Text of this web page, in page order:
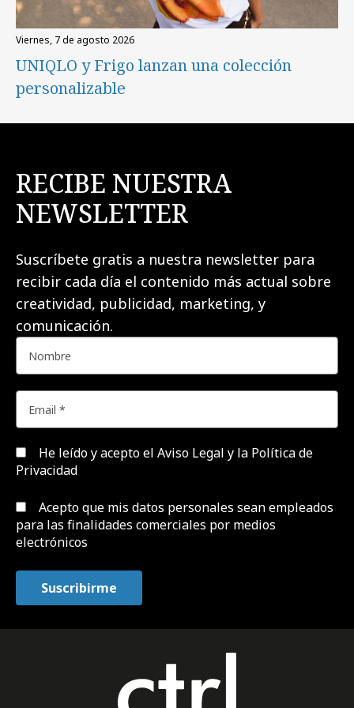
viernes, 7 de agosto 2026
UNIQLO y Frigo lanzan una colección
personalizable
RECIBE NUESTRA
NEWSLETTER
Suscríbete gratis a nuestra newsletter para
recibir cada día el contenido más actual sobre
creatividad, publicidad, marketing, y
comunicación.
He leído y acepto el Aviso Legal y la Política de
Privacidad
Acepto que mis datos personales sean empleados
para las finalidades comerciales por medios
electrónicos